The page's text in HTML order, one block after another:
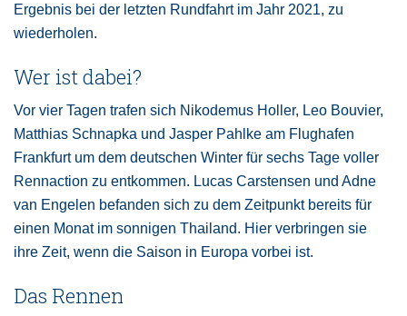
Ergebnis bei der letzten Rundfahrt im Jahr 2021, zu
wiederholen.
Wer ist dabei?
Vor vier Tagen trafen sich Nikodemus Holler, Leo Bouvier,
Matthias Schnapka und Jasper Pahlke am Flughafen
Frankfurt um dem deutschen Winter für sechs Tage voller
Rennaction zu entkommen. Lucas Carstensen und Adne
van Engelen befanden sich zu dem Zeitpunkt bereits für
einen Monat im sonnigen Thailand. Hier verbringen sie
ihre Zeit, wenn die Saison in Europa vorbei ist.
Das Rennen